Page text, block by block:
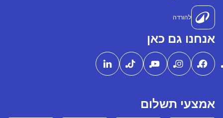
להורדה
אנחנו גם כאן
אמצעי תשלום